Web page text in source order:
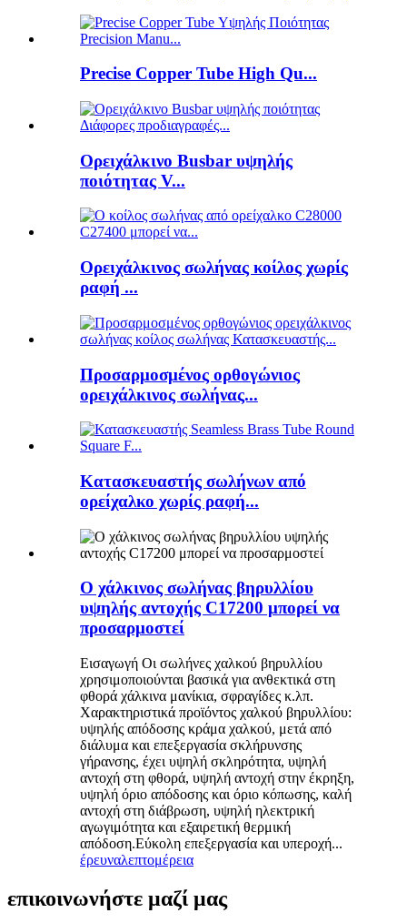
Precise Copper Tube High Qu...
Ορειχάλκινο Busbar υψηλής
ποιότητας V...
Ορειχάλκινος σωλήνας κοίλος χωρίς
ραφή ...
Προσαρμοσμένος ορθογώνιος
ορειχάλκινος σωλήνας...
Κατασκευαστής σωλήνων από
ορείχαλκο χωρίς ραφή...
Ο χάλκινος σωλήνας βηρυλλίου
υψηλής αντοχής C17200 μπορεί να
προσαρμοστεί
Εισαγωγή Οι σωλήνες χαλκού βηρυλλίου
χρησιμοποιούνται βασικά για ανθεκτικά στη
φθορά χάλκινα μανίκια, σφραγίδες κ.λπ.
Χαρακτηριστικά προϊόντος χαλκού βηρυλλίου:
υψηλής απόδοσης κράμα χαλκού, μετά από
διάλυμα και επεξεργασία σκλήρυνσης
γήρανσης, έχει υψηλή σκληρότητα, υψηλή
αντοχή στη φθορά, υψηλή αντοχή στην έκρηξη,
υψηλή όριο απόδοσης και όριο κόπωσης, καλή
αντοχή στη διάβρωση, υψηλή ηλεκτρική
αγωγιμότητα και εξαιρετική θερμική
απόδοση.Εύκολη επεξεργασία και υπεροχή...
έρευναλεπτομέρεια
επικοινωνήστε μαζί μας